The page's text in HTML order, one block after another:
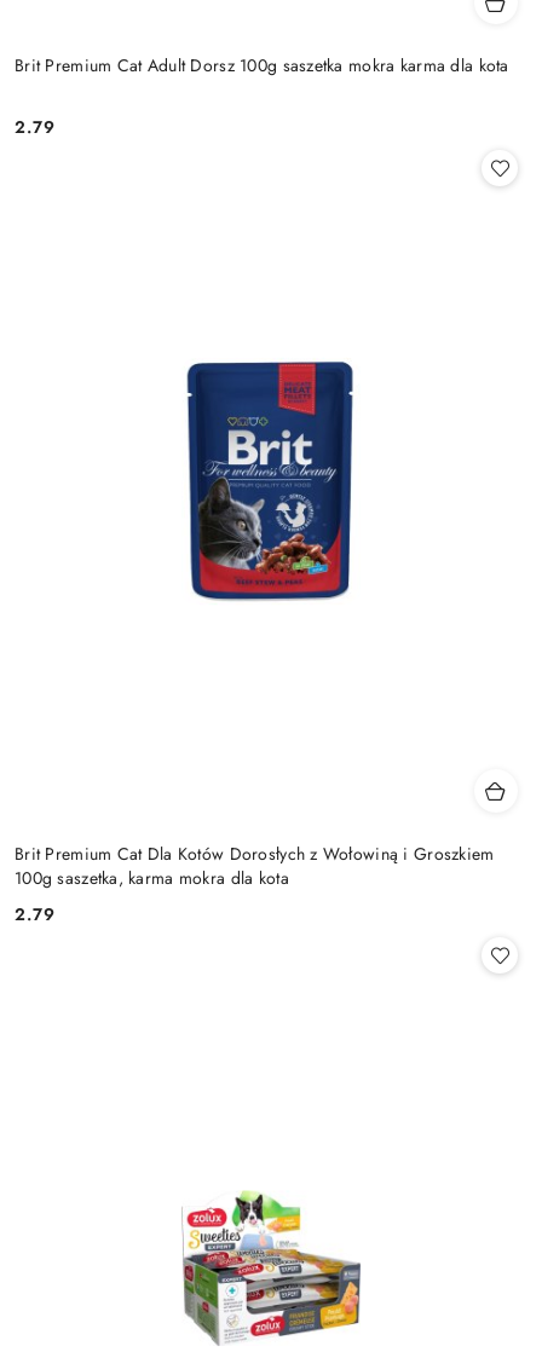
Brit Premium Cat Adult Dorsz 100g saszetka mokra karma dla kota
Cena:
2.79
Brit Premium Cat Dla Kotów Dorosłych z Wołowiną i Groszkiem
100g saszetka, karma mokra dla kota
Cena:
2.79